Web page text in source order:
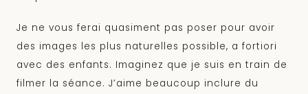
Je ne vous ferai quasiment pas poser pour avoir
des images les plus naturelles possible, a fortiori
avec des enfants. Imaginez que je suis en train de
filmer la séance. J’aime beaucoup inclure du